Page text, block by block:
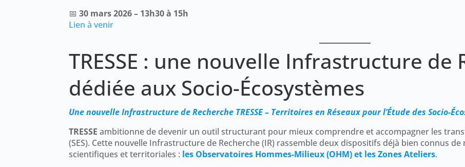
📅30 mars 2026 – 13h30 à 15h
Lien à venir
TRESSE : une nouvelle Infrastructure de
dédiée aux Socio-Écosystèmes
Une nouvelle Infrastructure de Recherche TRESSE – Territoires en Réseaux pour l’Étude des Socio-
TRESSE ambitionne de devenir un outil structurant pour mieux comprendre et accompagner les
(SES). Cette nouvelle Infrastructure de Recherche (IR) rassemble deux dispositifs déjà bien connus
scientifiques et territoriales : les Observatoires Hommes-Milieux (OHM) et les Zones Ateliers.